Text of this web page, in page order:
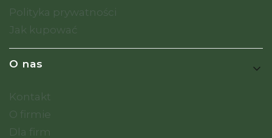
Polityka prywatności
Jak kupować
O nas
Kontakt
O firmie
Dla firm